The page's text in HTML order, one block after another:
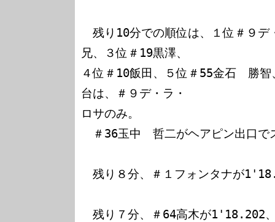
残り10分での順位は、１位＃９デ
兄、３位＃19黒澤、
４位＃10飯田、５位＃55金石　勝
台は、＃９デ・ラ・
ロサのみ。
＃36玉中　哲二がヘアピン出口で
残り８分、＃１フォンタナが
残り７分、＃64高木が1'18.202